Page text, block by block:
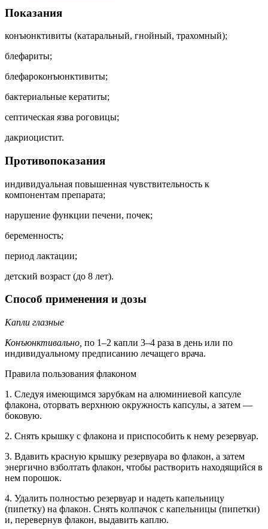
Показания
конъюнктивиты (катаральный, гнойный, трахомный);
блефариты;
блефароконъюнктивиты;
бактериальные кератиты;
септическая язва роговицы;
дакриоцистит.
Противопоказания
индивидуальная повышенная чувствительность к
компонентам препарата;
нарушение функции печени, почек;
беременность;
период лактации;
детский возраст (до 8 лет).
Способ применения и дозы
Капли глазные
Конъюнктивально, по 1–2 капли 3–4 раза в день или по
индивидуальному предписанию лечащего врача.
Правила пользования флаконом
1. Следуя имеющимся зарубкам на алюминиевой капсуле
флакона, оторвать верхнюю окружность капсулы, а затем —
боковую.
2. Снять крышку с флакона и приспособить к нему резервуар.
3. Вдавить красную крышку резервуара во флакон, а затем
энергично взболтать флакон, чтобы растворить находящийся в
нем порошок.
4. Удалить полностью резервуар и надеть капельницу
(пипетку) на флакон. Снять колпачок с капельницы (пипетки)
и, перевернув флакон, выдавить каплю.